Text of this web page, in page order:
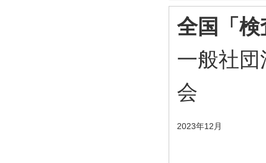
全国「
一般社
会
2023年12月